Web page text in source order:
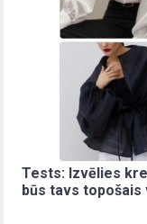
Tests: Izvēlies
būs tavs topošais